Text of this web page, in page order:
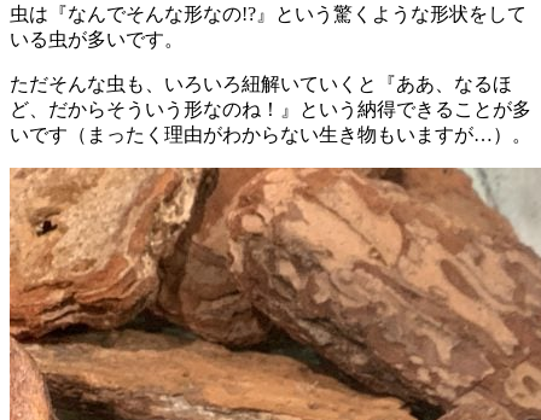
虫は『なんでそんな形なの!?』という驚くような形状をして
いる虫が多いです。
ただそんな虫も、いろいろ紐解いていくと『ああ、なるほ
ど、だからそういう形なのね！』という納得できることが多
いです（まったく理由がわからない生き物もいますが…）。